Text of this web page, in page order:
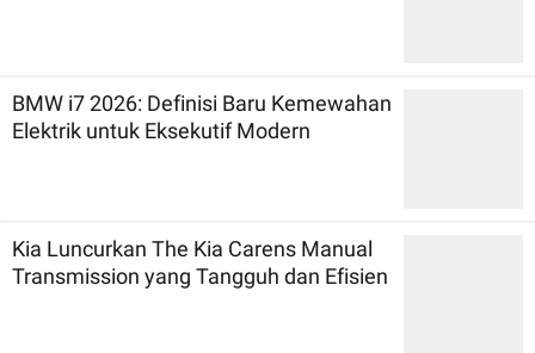
BMW i7 2026: Definisi Baru Kemewahan
Elektrik untuk Eksekutif Modern
Kia Luncurkan The Kia Carens Manual
Transmission yang Tangguh dan Efisien